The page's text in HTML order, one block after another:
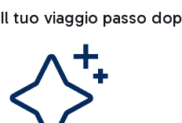
Il tuo viaggio passo